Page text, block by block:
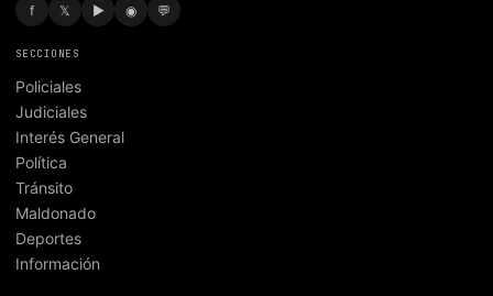
f 𝕏 ▶ ◉ 💬
SECCIONES
Policiales
Judiciales
Interés General
Política
Tránsito
Maldonado
Deportes
Información